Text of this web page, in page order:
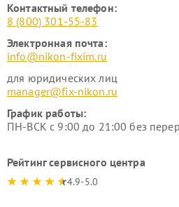
Контактный телефон:
8 (800) 301-55-83
Электронная почта:
info@nikon-fixim.ru
для юридических лиц
manager@fix-nikon.ru
График работы:
ПН-ВСК с 9:00 до 21:00 без
Рейтинг сервисного центра
4.9-5.0